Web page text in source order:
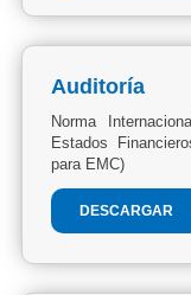
Auditoría
Norma
Estados
para EMC)
DESCARGAR